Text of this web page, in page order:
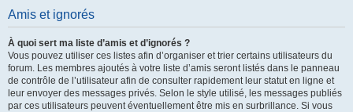
Amis et ignorés
À quoi sert ma liste d’amis et d’ignorés ?
Vous pouvez utiliser ces listes afin d’organiser et trier certains utilisateurs du
forum. Les membres ajoutés à votre liste d’amis seront listés dans le panneau
de contrôle de l’utilisateur afin de consulter rapidement leur statut en ligne et
leur envoyer des messages privés. Selon le style utilisé, les messages publiés
par ces utilisateurs peuvent éventuellement être mis en surbrillance. Si vous